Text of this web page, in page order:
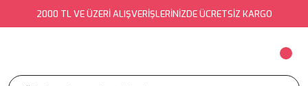
2000 TL VE ÜZERİ ALIŞVERİŞLERİNİZDE ÜCRETSİZ KARGO